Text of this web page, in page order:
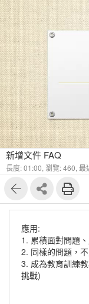
新增文件 FAQ
長度: 01:00, 瀏覽: 460, 最
應用:
1. 累積面對問題
2. 同樣的問題，
3. 成為教育訓練
挑戰)